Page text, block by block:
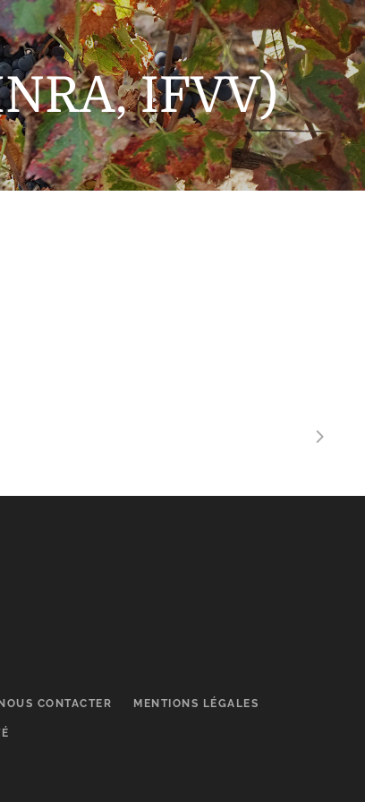
IFVV)
CONTACTER MENTIONS LÉGALES